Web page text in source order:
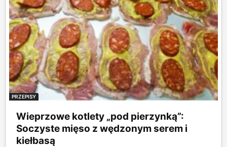
PRZEPISY
Wieprzowe kotlety „pod pierzynką”:
Soczyste mięso z wędzonym serem i
kiełbasą